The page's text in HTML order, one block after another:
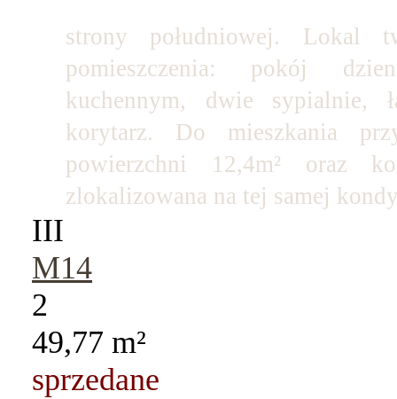
strony południowej. Lokal
pomieszczenia: pokój
kuchennym, dwie sypialnie,
korytarz. Do mieszkania
powierzchni 12,4m² oraz
zlokalizowana na tej samej
III
M14
2
49,77 m²
sprzedane